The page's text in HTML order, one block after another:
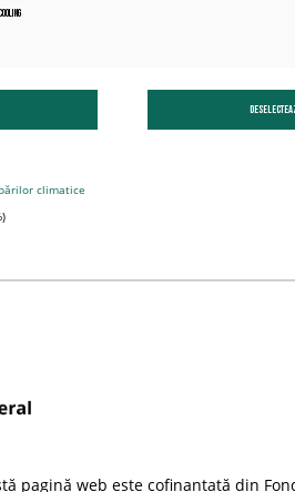
climatice
pagină web este cofinanțată din